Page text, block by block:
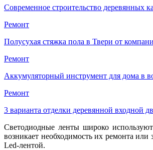
Современное строительство деревянных
Ремонт
Полусухая стяжка пола в Твери от
Ремонт
Аккумуляторный инструмент для дома в
Ремонт
3 варианта отделки деревянной входной
Светодиодные ленты широко
возникает необходимость их ремонта
Led-лентой.